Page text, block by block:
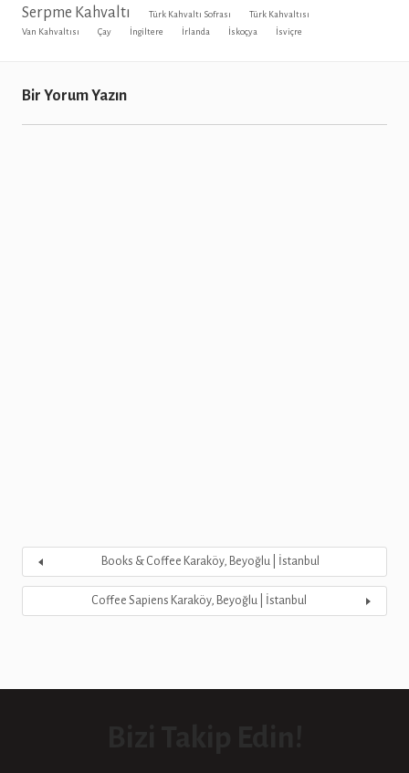
Serpme Kahvaltı Türk Kahvaltı Sofrası
Türk Kahvaltısı
Van Kahvaltısı
Çay İngiltere İrlanda İskoçya İsviçre
Bir Yorum Yazın
Books & Coffee Karaköy, Beyoğlu | İstanbul
Coffee Sapiens Karaköy, Beyoğlu | İstanbul